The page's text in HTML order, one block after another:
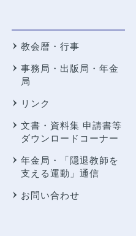
教会暦・行事
事務局・出版局・年金
局
リンク
文書・資料集 申請書等
ダウンロードコーナー
年金局・
「隠退教師を
支える運動」通信
お問い合わせ